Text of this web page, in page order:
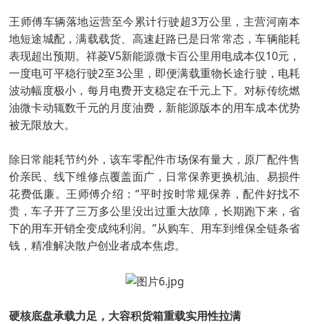
王师傅车辆落地运营至今累计行驶超3万公里，主营河南本
地短途城配，满载载货、高速赶路已是日常常态，车辆能耗
表现超出预期。祥菱V5新能源微卡百公里用电成本仅10元，
一度电可平稳行驶2至3公里，即便满载重物长途行驶，电耗
波动幅度极小，每月电费开支稳定在千元上下。对标传统燃
油微卡动辄数千元的月度油费，新能源版本的用车成本优势
被无限放大。
除日常能耗节约外，该车零配件市场保有量大，原厂配件售
价亲民、线下维修点覆盖面广，日常保养更换机油、易损件
花费低廉。王师傅介绍：“平时按时常规保养，配件好找不
贵，车子开了三万多公里没出过重大故障，长期跑下来，省
下的用车开销全变成纯利润。”从购车、用车到维保全链条省
钱，精准解决散户创业者成本焦虑。
硬核底盘承载力足，大容积货箱重载实用性拉满